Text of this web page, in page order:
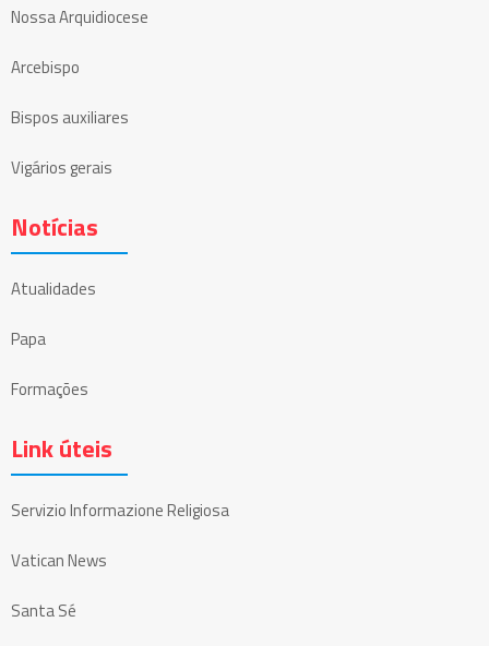
Nossa Arquidiocese
Arcebispo
Bispos auxiliares
Vigários gerais
Notícias
Atualidades
Papa
Formações
Link úteis
Servizio Informazione Religiosa
Vatican News
Santa Sé